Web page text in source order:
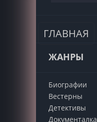
ГЛАВНАЯ
ЖАНРЫ
Биографии
Вестерны
Детективы
Документалка